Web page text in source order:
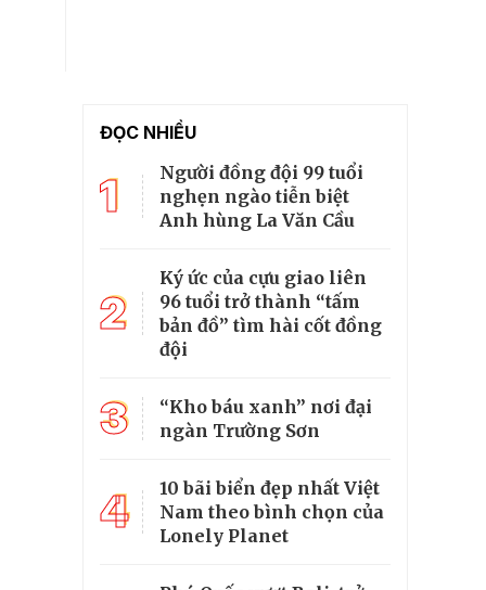
ĐỌC NHIỀU
1
Người đồng đội 99 tuổi
nghẹn ngào tiễn biệt
Anh hùng La Văn Cầu
2
Ký ức của cựu giao liên
96 tuổi trở thành “tấm
bản đồ” tìm hài cốt đồng
đội
3
“Kho báu xanh” nơi đại
ngàn Trường Sơn
4
10 bãi biển đẹp nhất Việt
Nam theo bình chọn của
Lonely Planet